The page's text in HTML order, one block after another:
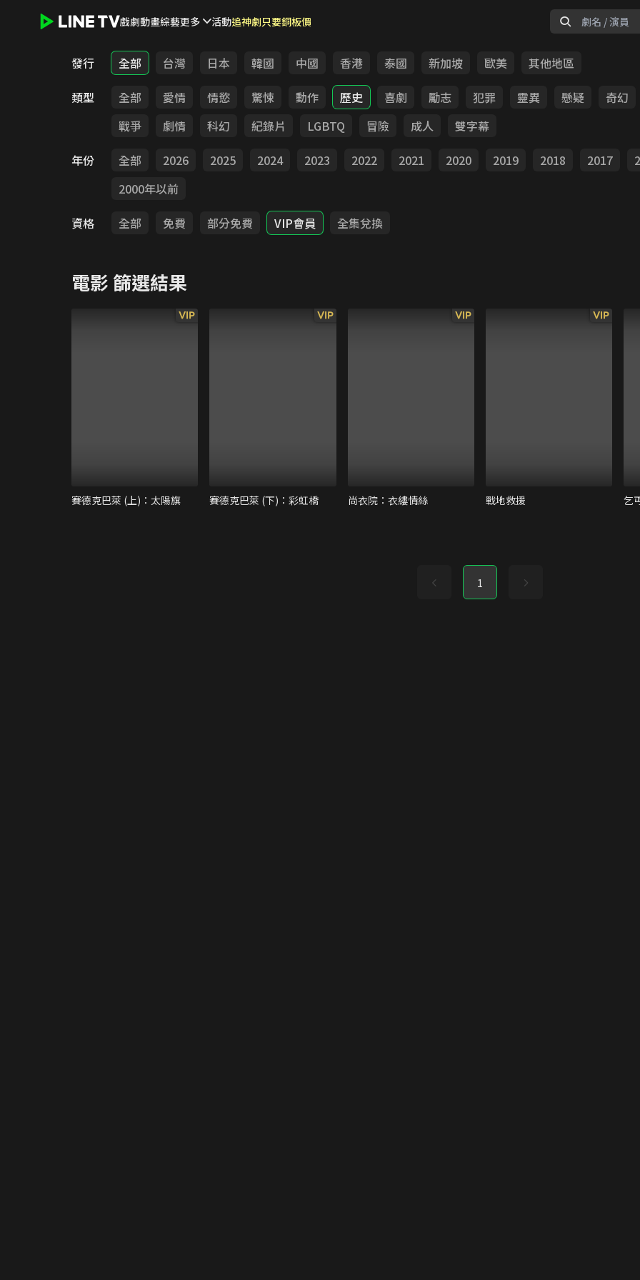
戲劇動畫綜藝更多 活動追神劇只要銅板價
發行 全部 台灣 日本 韓國 中國 香港 泰國 新加坡 歐美
其他地區
類型
全部 愛情 情慾 驚悚 動作 歷史 喜劇 勵志 犯罪 靈異 懸疑
奇幻
戰爭
劇情 科幻 紀錄片 LGBTQ 冒險 成人
雙字幕
年份
全部 2026 2025 2024 2023 2022 2021 2020 2019 2018 2017
2000年以前
資格
全部 免費 部分免費 VIP會員 全集兌換
電影 篩選結果
VIP
賽德克巴萊 (上)：太陽旗
VIP
賽德克巴萊 (下)：彩虹橋
VIP
尚衣院：衣縷情絲
VIP
戰地救援 乞
1